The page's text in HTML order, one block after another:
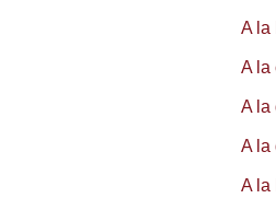
A la
A la
A la
A la
A la